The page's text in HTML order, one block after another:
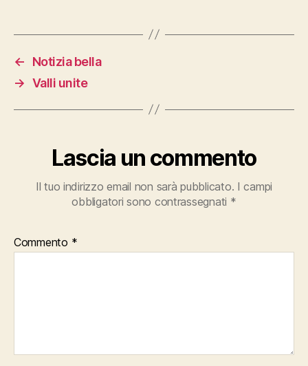
←
Notizia bella
→ Valli unite
Lascia un commento
Il tuo indirizzo email non sarà pubblicato. I campi
obbligatori sono contrassegnati *
Commento *